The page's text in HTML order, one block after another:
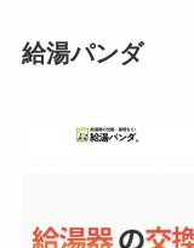
給湯パンダ